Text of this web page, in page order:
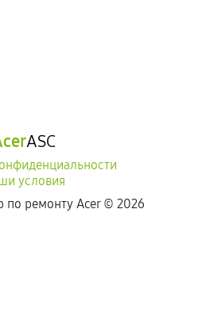
ASC
условия
по ремонту Acer © 2026